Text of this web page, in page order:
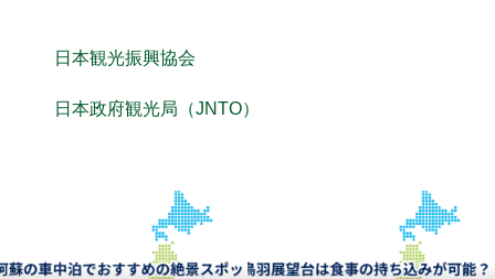
日本観光振興協会
日本政府観光局（JNTO）